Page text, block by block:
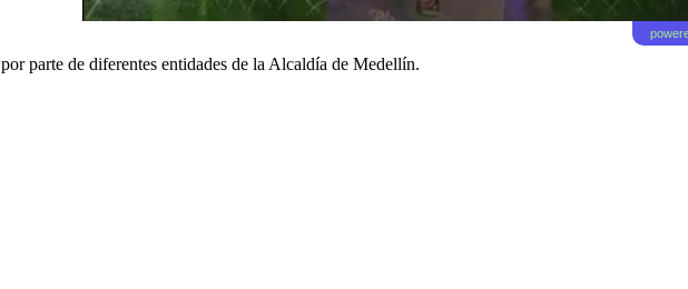
parte de diferentes entidades de la Alcaldía de Medellín.